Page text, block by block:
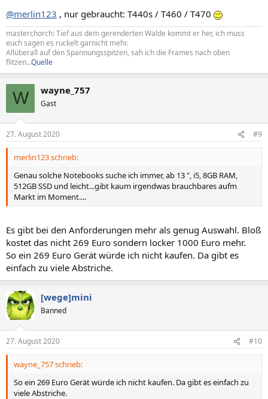
@merlin123 , nur gebraucht: T440s / T460 / T470
masterchorch: Tief aus dem gerenderten Walde kommt er her, ich muss
euch sagen es ruckelt garnicht mehr.
Allüberall auf den Spannungsspitzen, sah ich die Frames nach oben
flitzen...Quelle
W wayne_757
Gast
27. August 2020 #9
merlin123 schrieb:
Genau solche Notebooks suche ich immer, ab 13 ", i5, 8GB RAM,
512GB SSD und leicht...gibt kaum irgendwas brauchbares aufm
Markt im Moment....
Es gibt bei den Anforderungen mehr als genug Auswahl. Bloß
kostet das nicht 269 Euro sondern locker 1000 Euro mehr.
So ein 269 Euro Gerät würde ich nicht kaufen. Da gibt es
einfach zu viele Abstriche.
[wege]mini
Banned
27. August 2020 #10
wayne_757 schrieb:
So ein 269 Euro Gerät würde ich nicht kaufen. Da gibt es einfach zu
viele Abstriche.